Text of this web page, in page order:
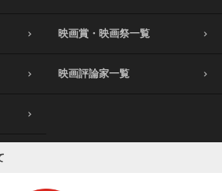
映画賞・映画祭一覧
映画評論家一覧